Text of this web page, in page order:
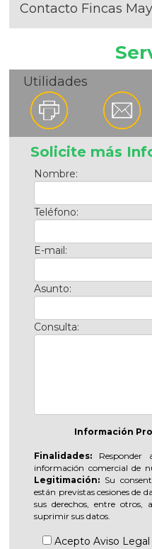
Contacto Fincas
Utilidades
Solicite más
Nombre:
Teléfono:
E-mail:
Asunto:
Consulta:
Información
Finalidades: Responder
información comercial de
Legitimación: Su
están previstas cesiones de
sus derechos, entre otros,
suprimir sus datos.
AceptoAviso Legal